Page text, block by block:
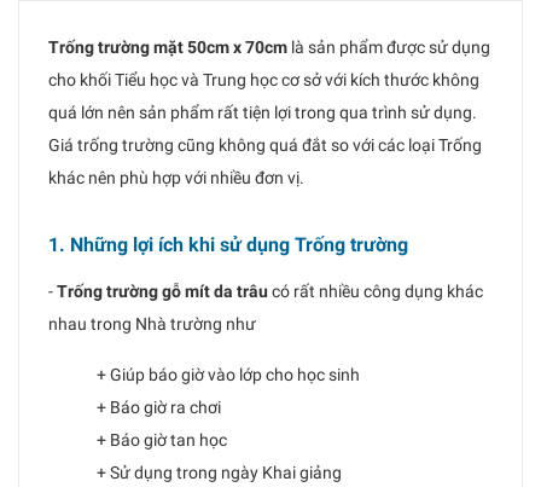
Trống trường mặt 50cm x 70cm là sản phẩm được sử dụng
cho khối Tiểu học và Trung học cơ sở với kích thước không
quá lớn nên sản phẩm rất tiện lợi trong qua trình sử dụng.
Giá trống trường cũng không quá đắt so với các loại Trống
khác nên phù hợp với nhiều đơn vị.
1. Những lợi ích khi sử dụng Trống trường
-Trống trường gỗ mít da trâu có rất nhiều công dụng khác
nhau trong Nhà trường như
+ Giúp báo giờ vào lớp cho học sinh
+ Báo giờ ra chơi
+ Báo giờ tan học
+ Sử dụng trong ngày Khai giảng